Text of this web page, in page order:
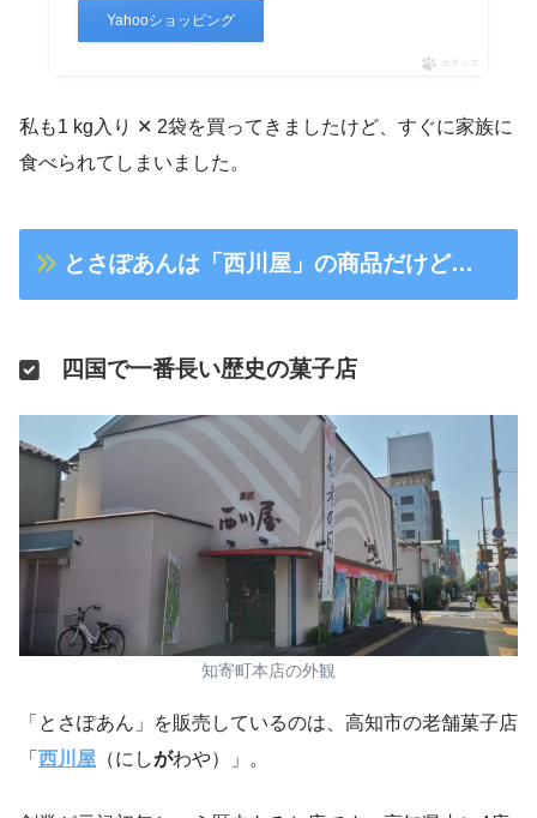
Yahooショッピング
ポチップ
私も1 kg入り ✕ 2袋を買ってきましたけど、すぐに家族に
食べられてしまいました。
とさぽあんは「西川屋」の商品だけど…
四国で一番長い歴史の菓子店
知寄町本店の外観
「とさぽあん」を販売しているのは、高知市の老舗菓子店
「 西川屋 （にしがわや）」。